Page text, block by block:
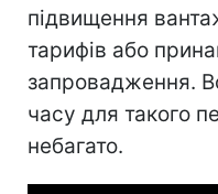
підвищення
тарифів або
запровадження.
часу для такого
небагато.